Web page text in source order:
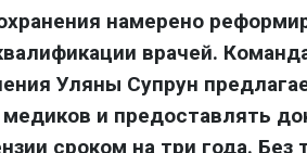
намерено
врачей.
Уляны Супрун
и предоставлять
сроком на три года. Без